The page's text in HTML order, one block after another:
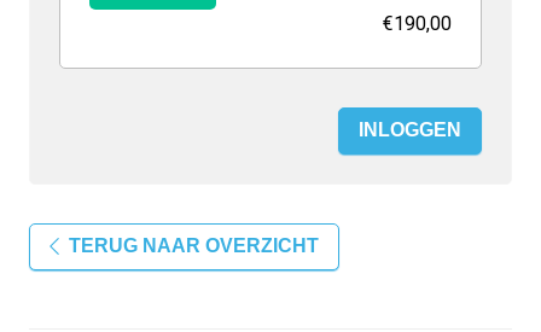
€190,00
INLOGGEN
TERUG NAAR OVERZICHT